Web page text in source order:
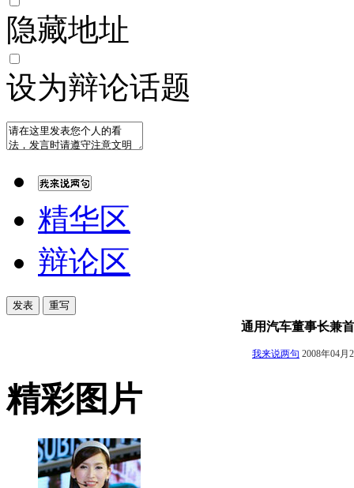
隐藏地址
设为辩论话题
精华区
辩论区
通用汽车董事长兼
我来说两句 2008年04月
精彩图片